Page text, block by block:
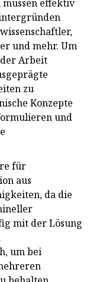
effektiv
und mehr. Um
Arbeit
zu
Konzepte
und
für
aus
da die
mit der Lösung
um bei